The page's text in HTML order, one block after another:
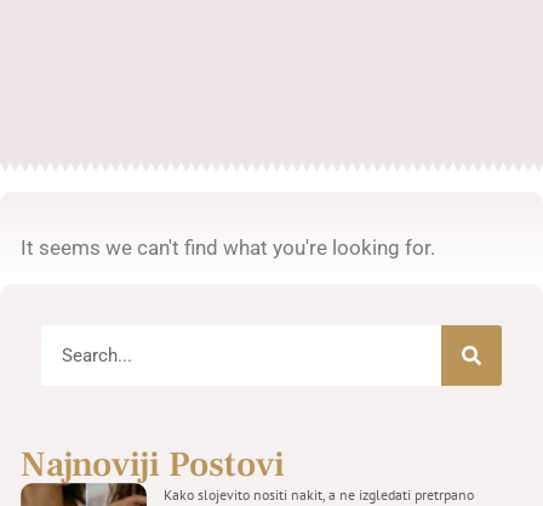
It seems we can't find what you're looking for.
Najnoviji Postovi
Kako slojevito nositi nakit, a ne izgledati pretrpano